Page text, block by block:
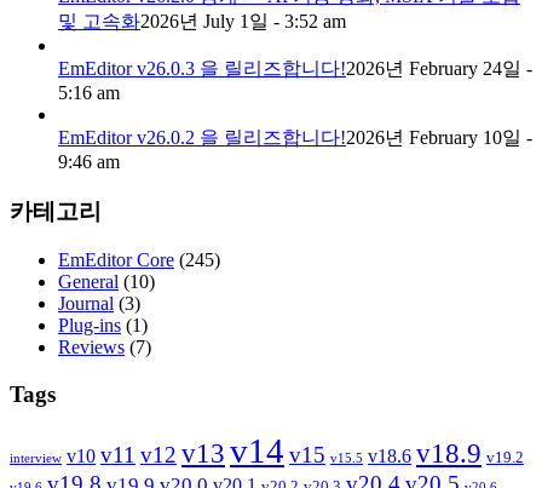
및 고속화2026년 July 1일 - 3:52 am
EmEditor v26.0.3 을 릴리즈합니다!2026년 February 24일 -
5:16 am
EmEditor v26.0.2 을 릴리즈합니다!2026년 February 10일 -
9:46 am
카테고리
EmEditor Core (245)
General (10)
Journal (3)
Plug-ins (1)
Reviews (7)
Tags
interview v10 v11 v12 v13v14 v15 v15.5 v18.6 v18.9 v19.2